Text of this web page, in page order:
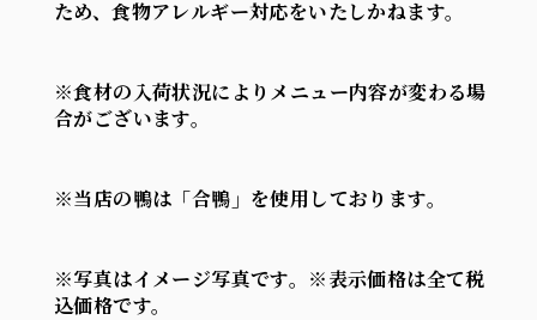
ため、食物アレルギー対応をいたしかねます。
※食材の入荷状況によりメニュー内容が変わる場
合がございます。
※当店の鴨は「合鴨」を使用しております。
※写真はイメージ写真です。※表示価格は全て税
込価格です。